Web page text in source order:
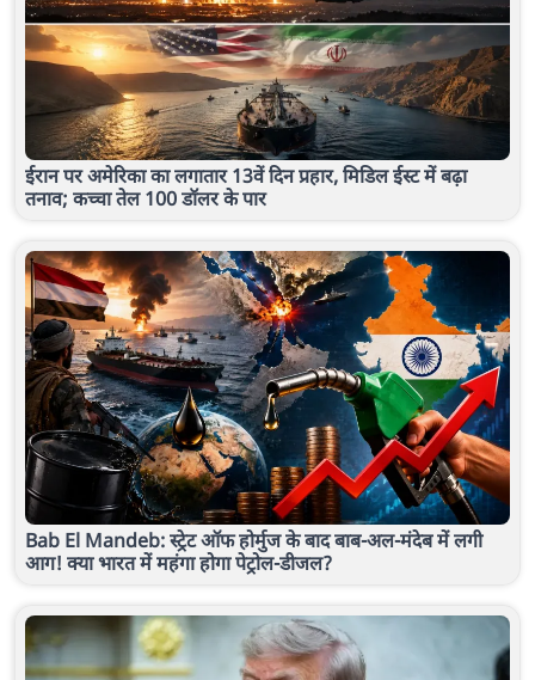
ईरान पर अमेरिका का लगातार 13वें दिन प्रहार, मिडिल ईस्ट में बढ़ा
तनाव; कच्चा तेल 100 डॉलर के पार
Bab El Mandeb: स्ट्रेट ऑफ होर्मुज के बाद बाब-अल-मंदेब में लगी
आग! क्या भारत में महंगा होगा पेट्रोल-डीजल?